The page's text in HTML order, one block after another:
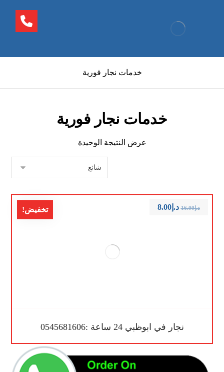
خدمات نجار فورية
خدمات نجار فورية
عرض النتيجة الوحيدة
تخفيض!
نجار في ابوظبي 24 ساعة :0545681606
د.إ16.00 د.إ8.00